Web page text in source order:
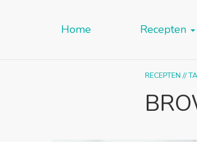
Home Recepten
RECEPTEN //